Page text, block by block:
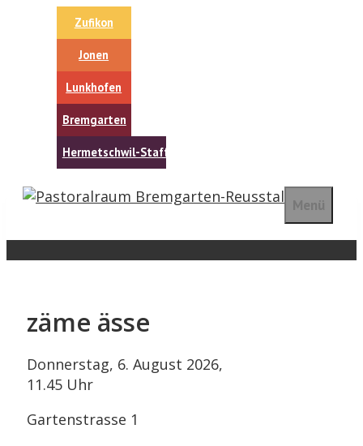
Zufikon
Jonen
Lunkhofen
Bremgarten
Hermetschwil-Staffeln
Menü
zäme ässe
Donnerstag, 6. August 2026,
11.45 Uhr
Gartenstrasse 1